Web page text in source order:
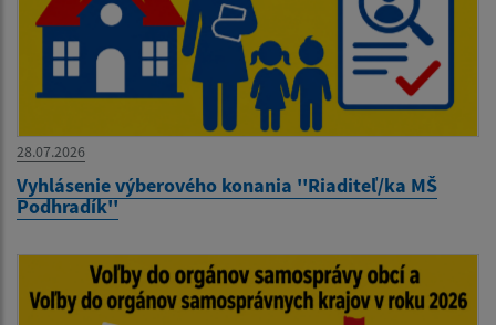
28.07.2026
Vyhlásenie výberového konania ''Riaditeľ/ka MŠ
Podhradík''